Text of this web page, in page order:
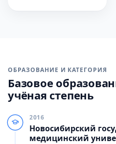
ОБРАЗОВАНИЕ И КАТЕГОРИЯ
Базовое
учёная степень
2016
Новосибирский
медицинский